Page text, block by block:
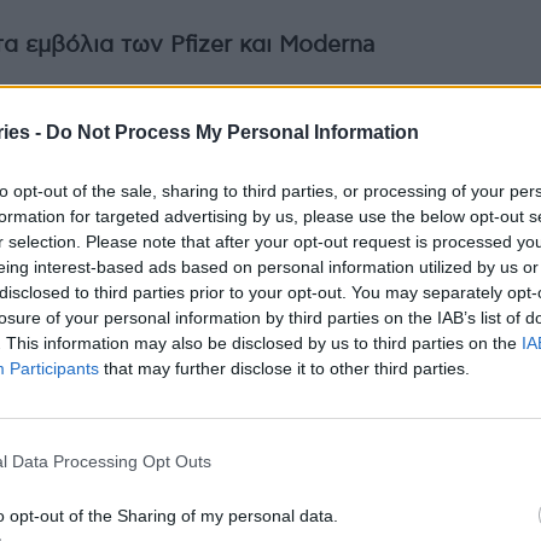
- Do Not Process My Personal Information
opt-out of the sale, sharing to third parties, or processing of your
for targeted advertising by us, please use the below opt-out
selection. Please note that after your opt-out request is processed
interest-based ads based on personal information utilized by us
to third parties prior to your opt-out. You may separately
of your personal information by third parties on the IAB’s list of
This information may also be disclosed by us to third parties on the
Participants that may further disclose it to other third parties.
Data Processing Opt Outs
opt-out of the Sharing of my personal data.
εμβόλια των Pfizer και Moderna
ασφαλή, σημείωσε ότι περιστατικά
το εμβόλιο της AstraZeneca και κατά τους
και Moderna, όμως το θέμα δεν εξετάστηκε
μέλος της Ε.Ε. ενώ το FDA δεν το αξιολόγησε
ελάχιστος σε σχέση με τα εκατομμύρια των
όπου τα περιστατικά ήταν 30 σε πάνω από 17
ο μηχανισμός με τον οποίο συνέβησαν τα
όμως.
της διαθεσιμότητας των εμβολίων,
ρίσκο με την επένδυση της Biontech
εταιρίες στην ουσία επιδοτήθηκαν από